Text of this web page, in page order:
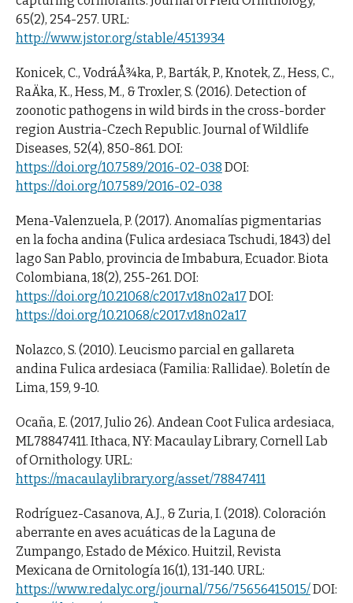
65(2), 254-257. URL:
http://www.jstor.org/stable/4513934
Konicek, C., VodráÅ¾ka, P., Barták, P., Knotek, Z., Hess, C.,
RaÄka, K., Hess, M., & Troxler, S. (2016). Detection of
zoonotic pathogens in wild birds in the cross-border
region Austria-Czech Republic. Journal of Wildlife
Diseases, 52(4), 850-861. DOI:
https://doi.org/10.7589/2016-02-038 DOI:
https://doi.org/10.7589/2016-02-038
Mena-Valenzuela, P. (2017). Anomalías pigmentarias
en la focha andina (Fulica ardesiaca Tschudi, 1843) del
lago San Pablo, provincia de Imbabura, Ecuador. Biota
Colombiana, 18(2), 255-261. DOI:
https://doi.org/10.21068/c2017.v18n02a17 DOI:
https://doi.org/10.21068/c2017.v18n02a17
Nolazco, S. (2010). Leucismo parcial en gallareta
andina Fulica ardesiaca (Familia: Rallidae). Boletín de
Lima, 159, 9-10.
Ocaña, E. (2017, Julio 26). Andean Coot Fulica ardesiaca,
ML78847411. Ithaca, NY: Macaulay Library, Cornell Lab
of Ornithology. URL:
https://macaulaylibrary.org/asset/78847411
Rodríguez-Casanova, A.J., & Zuria, I. (2018). Coloración
aberrante en aves acuáticas de la Laguna de
Zumpango, Estado de México. Huitzil, Revista
Mexicana de Ornitología 16(1), 131-140. URL:
https://www.redalyc.org/journal/756/75656415015/DOI: